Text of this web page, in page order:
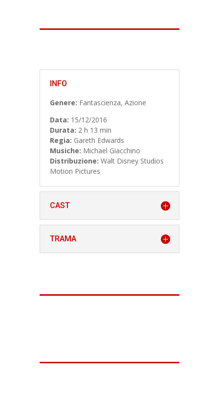
INFO
Genere: Fantascienza, Azione
Data: 15/12/2016
Durata: 2 h 13 min
Regia: Gareth Edwards
Musiche: Michael Giacchino
Distribuzione: Walt Disney Studios
Motion Pictures
CAST
TRAMA